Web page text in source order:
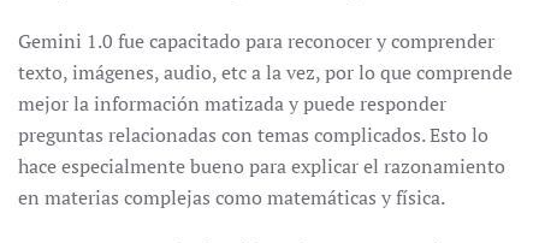
Gemini 1.0 fue capacitado para reconocer y comprender
texto, imágenes, audio, etc a la vez, por lo que comprende
mejor la información matizada y puede responder
preguntas relacionadas con temas complicados. Esto lo
hace especialmente bueno para explicar el razonamiento
en materias complejas como matemáticas y física.